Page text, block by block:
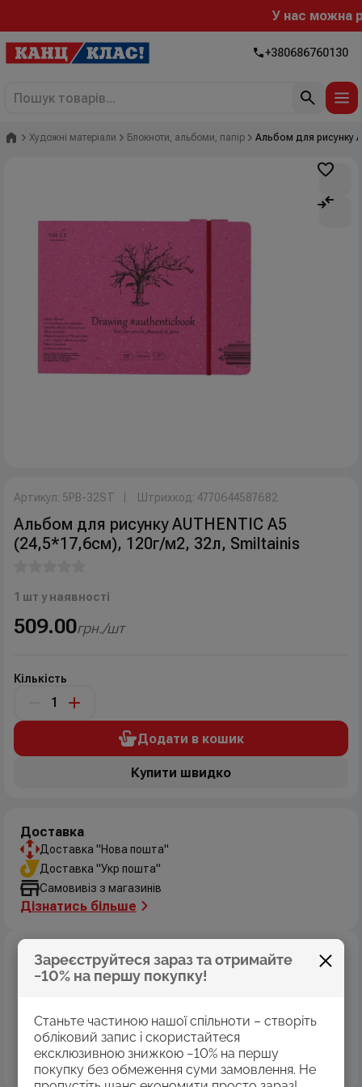
У нас можна
+380686760130
Зареєструйтеся зараз та отримайте
−10% на першу покупку!
Станьте частиною нашої спільноти – створіть
обліковий запис і скористайтеся
ексклюзивною знижкою −10% на першу
покупку без обмеження суми замовлення. Не
Головна
Художні матеріали Блокноти, альбоми, папір Альбом для рисунку
Артикул: 5PB-32ST Штрихкод: 4770644587682
Альбом для рисунку AUTHENTIC А5
(24,5*17,6см), 120г/м2, 32л, Smiltainis
1 шт у наявності
509.00грн./шт
Кількість
Додати в кошик
Купити швидко
Доставка
Доставка "Нова пошта"
Доставка "Укр пошта"
Самовивіз з магазинів
Дізнатись більше
Оплата
Оплата картками Visa
Накладений платіж
Безготівковий розрахунок
Дізнатись більше